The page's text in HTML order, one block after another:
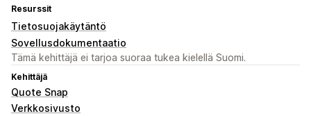
Resurssit
Tietosuojakäytäntö
Sovellusdokumentaatio
Tämä kehittäjä ei tarjoa suoraa tukea kielellä Suomi.
Kehittäjä
Quote Snap
Verkkosivusto